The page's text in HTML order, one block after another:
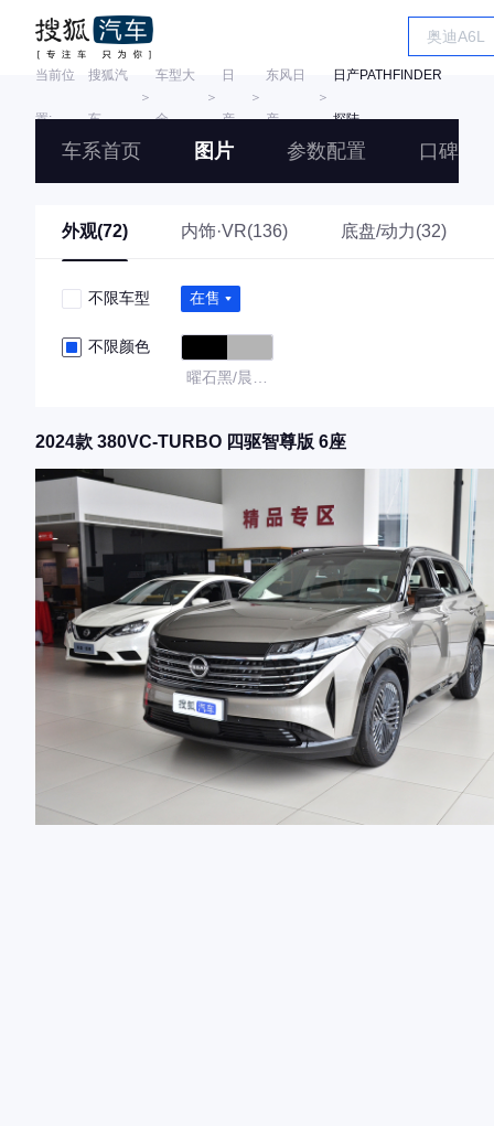
当前位
置:
搜狐汽
车
＞
车型大
全
＞
日
产
＞
东风日
产
＞
日产PATHFINDER
探陆
车系首页 图片 参数配置 口碑
外观(72) 内饰·VR(136) 底盘/动力(32)
不限车型 在售
不限颜色
曜石黑/晨曦
2024款 380VC-TURBO 四驱智尊版 6座